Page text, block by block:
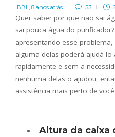
IBBL, 8 anos atrás 53
Quer saber por que não sai
sai pouca água do
apresentando esse
alguma delas poderá ajudá-
rapidamente e sem a
nenhuma delas o ajudou,
assistência mais perto de você.
Altura da caixa